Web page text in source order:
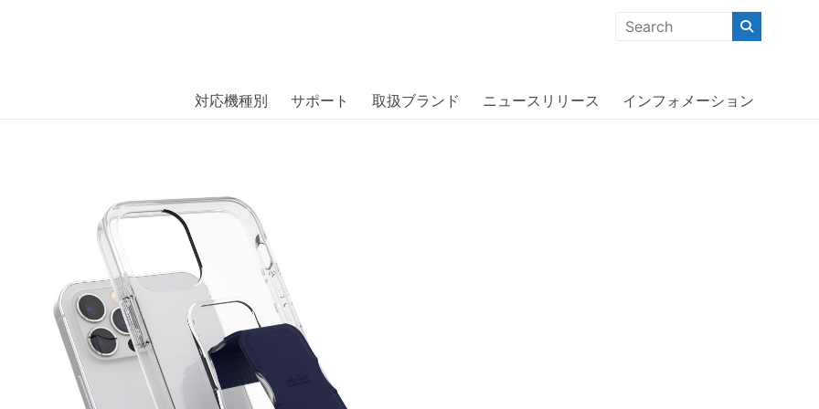
には、日本では珍しい「海外ブランド」をはじめ「ユニークな商品」「機能的な商品」「コストパフォーマンスの高い商
対応機種別 サポート 取扱ブランド ニュースリリース インフォメーション